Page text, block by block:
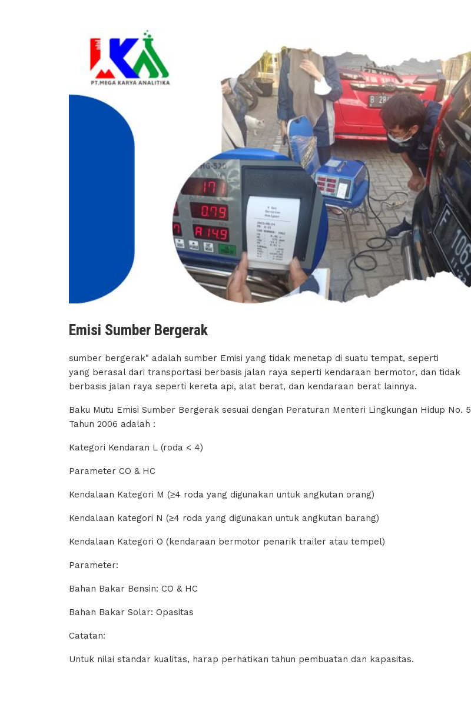
Emisi Sumber Bergerak
sumber bergerak" adalah sumber Emisi yang tidak menetap di suatu tempat, seperti
yang berasal dari transportasi berbasis jalan raya seperti kendaraan bermotor, dan tidak
berbasis jalan raya seperti kereta api, alat berat, dan kendaraan berat lainnya.
Baku Mutu Emisi Sumber Bergerak sesuai dengan Peraturan Menteri Lingkungan Hidup No. 5
Tahun 2006 adalah :
Kategori Kendaran L (roda < 4)
Parameter CO & HC
Kendalaan Kategori M (≥4 roda yang digunakan untuk angkutan orang)
Kendalaan kategori N (≥4 roda yang digunakan untuk angkutan barang)
Kendalaan Kategori O (kendaraan bermotor penarik trailer atau tempel)
Parameter:
Bahan Bakar Bensin: CO & HC
Bahan Bakar Solar: Opasitas
Catatan:
Untuk nilai standar kualitas, harap perhatikan tahun pembuatan dan kapasitas.